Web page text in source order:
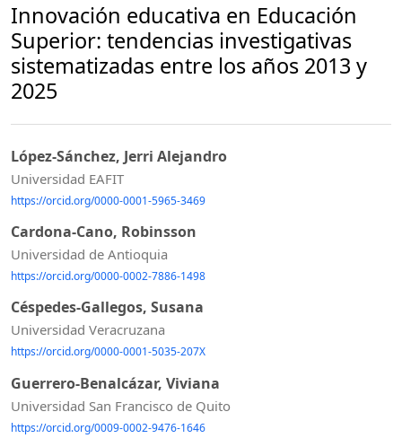
Innovación educativa en Educación
Superior: tendencias investigativas
sistematizadas entre los años 2013 y
2025
López-Sánchez, Jerri Alejandro
Universidad EAFIT
https://orcid.org/0000-0001-5965-3469
Cardona-Cano, Robinsson
Universidad de Antioquia
https://orcid.org/0000-0002-7886-1498
Céspedes-Gallegos, Susana
Universidad Veracruzana
https://orcid.org/0000-0001-5035-207X
Guerrero-Benalcázar, Viviana
Universidad San Francisco de Quito
https://orcid.org/0009-0002-9476-1646